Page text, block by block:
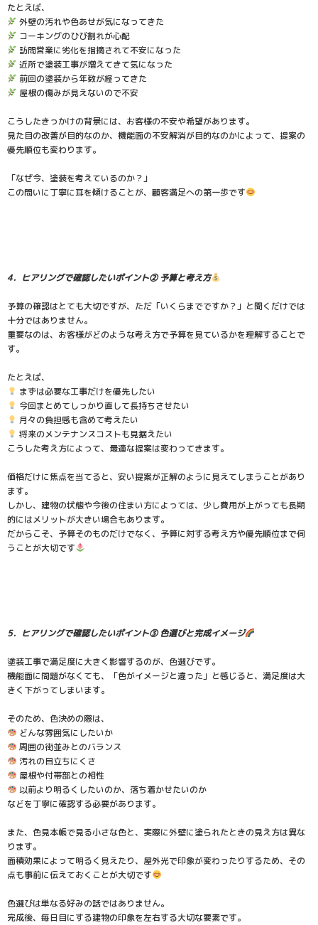
たとえば、
外壁の汚れや色あせが気になってきた
コーキングのひび割れが心配
訪問営業に劣化を指摘されて不安になった
近所で塗装工事が増えてきて気になった
前回の塗装から年数が経ってきた
屋根の傷みが見えないので不安
こうしたきっかけの背景には、お客様の不安や希望があります。
見た目の改善が目的なのか、機能面の不安解消が目的なのかによって、提案の
優先順位も変わります。
「なぜ今、塗装を考えているのか？」
この問いに丁寧に耳を傾けることが、顧客満足への第一歩です
4．ヒアリングで確認したいポイント② 予算と考え方
予算の確認はとても大切ですが、ただ「いくらまでですか？」と聞くだけでは
十分ではありません。
重要なのは、お客様がどのような考え方で予算を見ているかを理解することで
す。
たとえば、
まずは必要な工事だけを優先したい
今回まとめてしっかり直して長持ちさせたい
月々の負担感も含めて考えたい
将来のメンテナンスコストも見据えたい
こうした考え方によって、最適な提案は変わってきます。
価格だけに焦点を当てると、安い提案が正解のように見えてしまうことがあり
ます。
しかし、建物の状態や今後の住まい方によっては、少し費用が上がっても長期
的にはメリットが大きい場合もあります。
だからこそ、予算そのものだけでなく、予算に対する考え方や優先順位まで伺
うことが大切です
5．ヒアリングで確認したいポイント③ 色選びと完成イメージ
塗装工事で満足度に大きく影響するのが、色選びです。
機能面に問題がなくても、「色がイメージと違った」と感じると、満足度は大
きく下がってしまいます。
そのため、色決めの際は、
どんな雰囲気にしたいか
周囲の街並みとのバランス
汚れの目立ちにくさ
屋根や付帯部との相性
以前より明るくしたいのか、落ち着かせたいのか
などを丁寧に確認する必要があります。
また、色見本帳で見る小さな色と、実際に外壁に塗られたときの見え方は異な
ります。
面積効果によって明るく見えたり、屋外光で印象が変わったりするため、その
点も事前に伝えておくことが大切です
色選びは単なる好みの話ではありません。
完成後、毎日目にする建物の印象を左右する大切な要素です。